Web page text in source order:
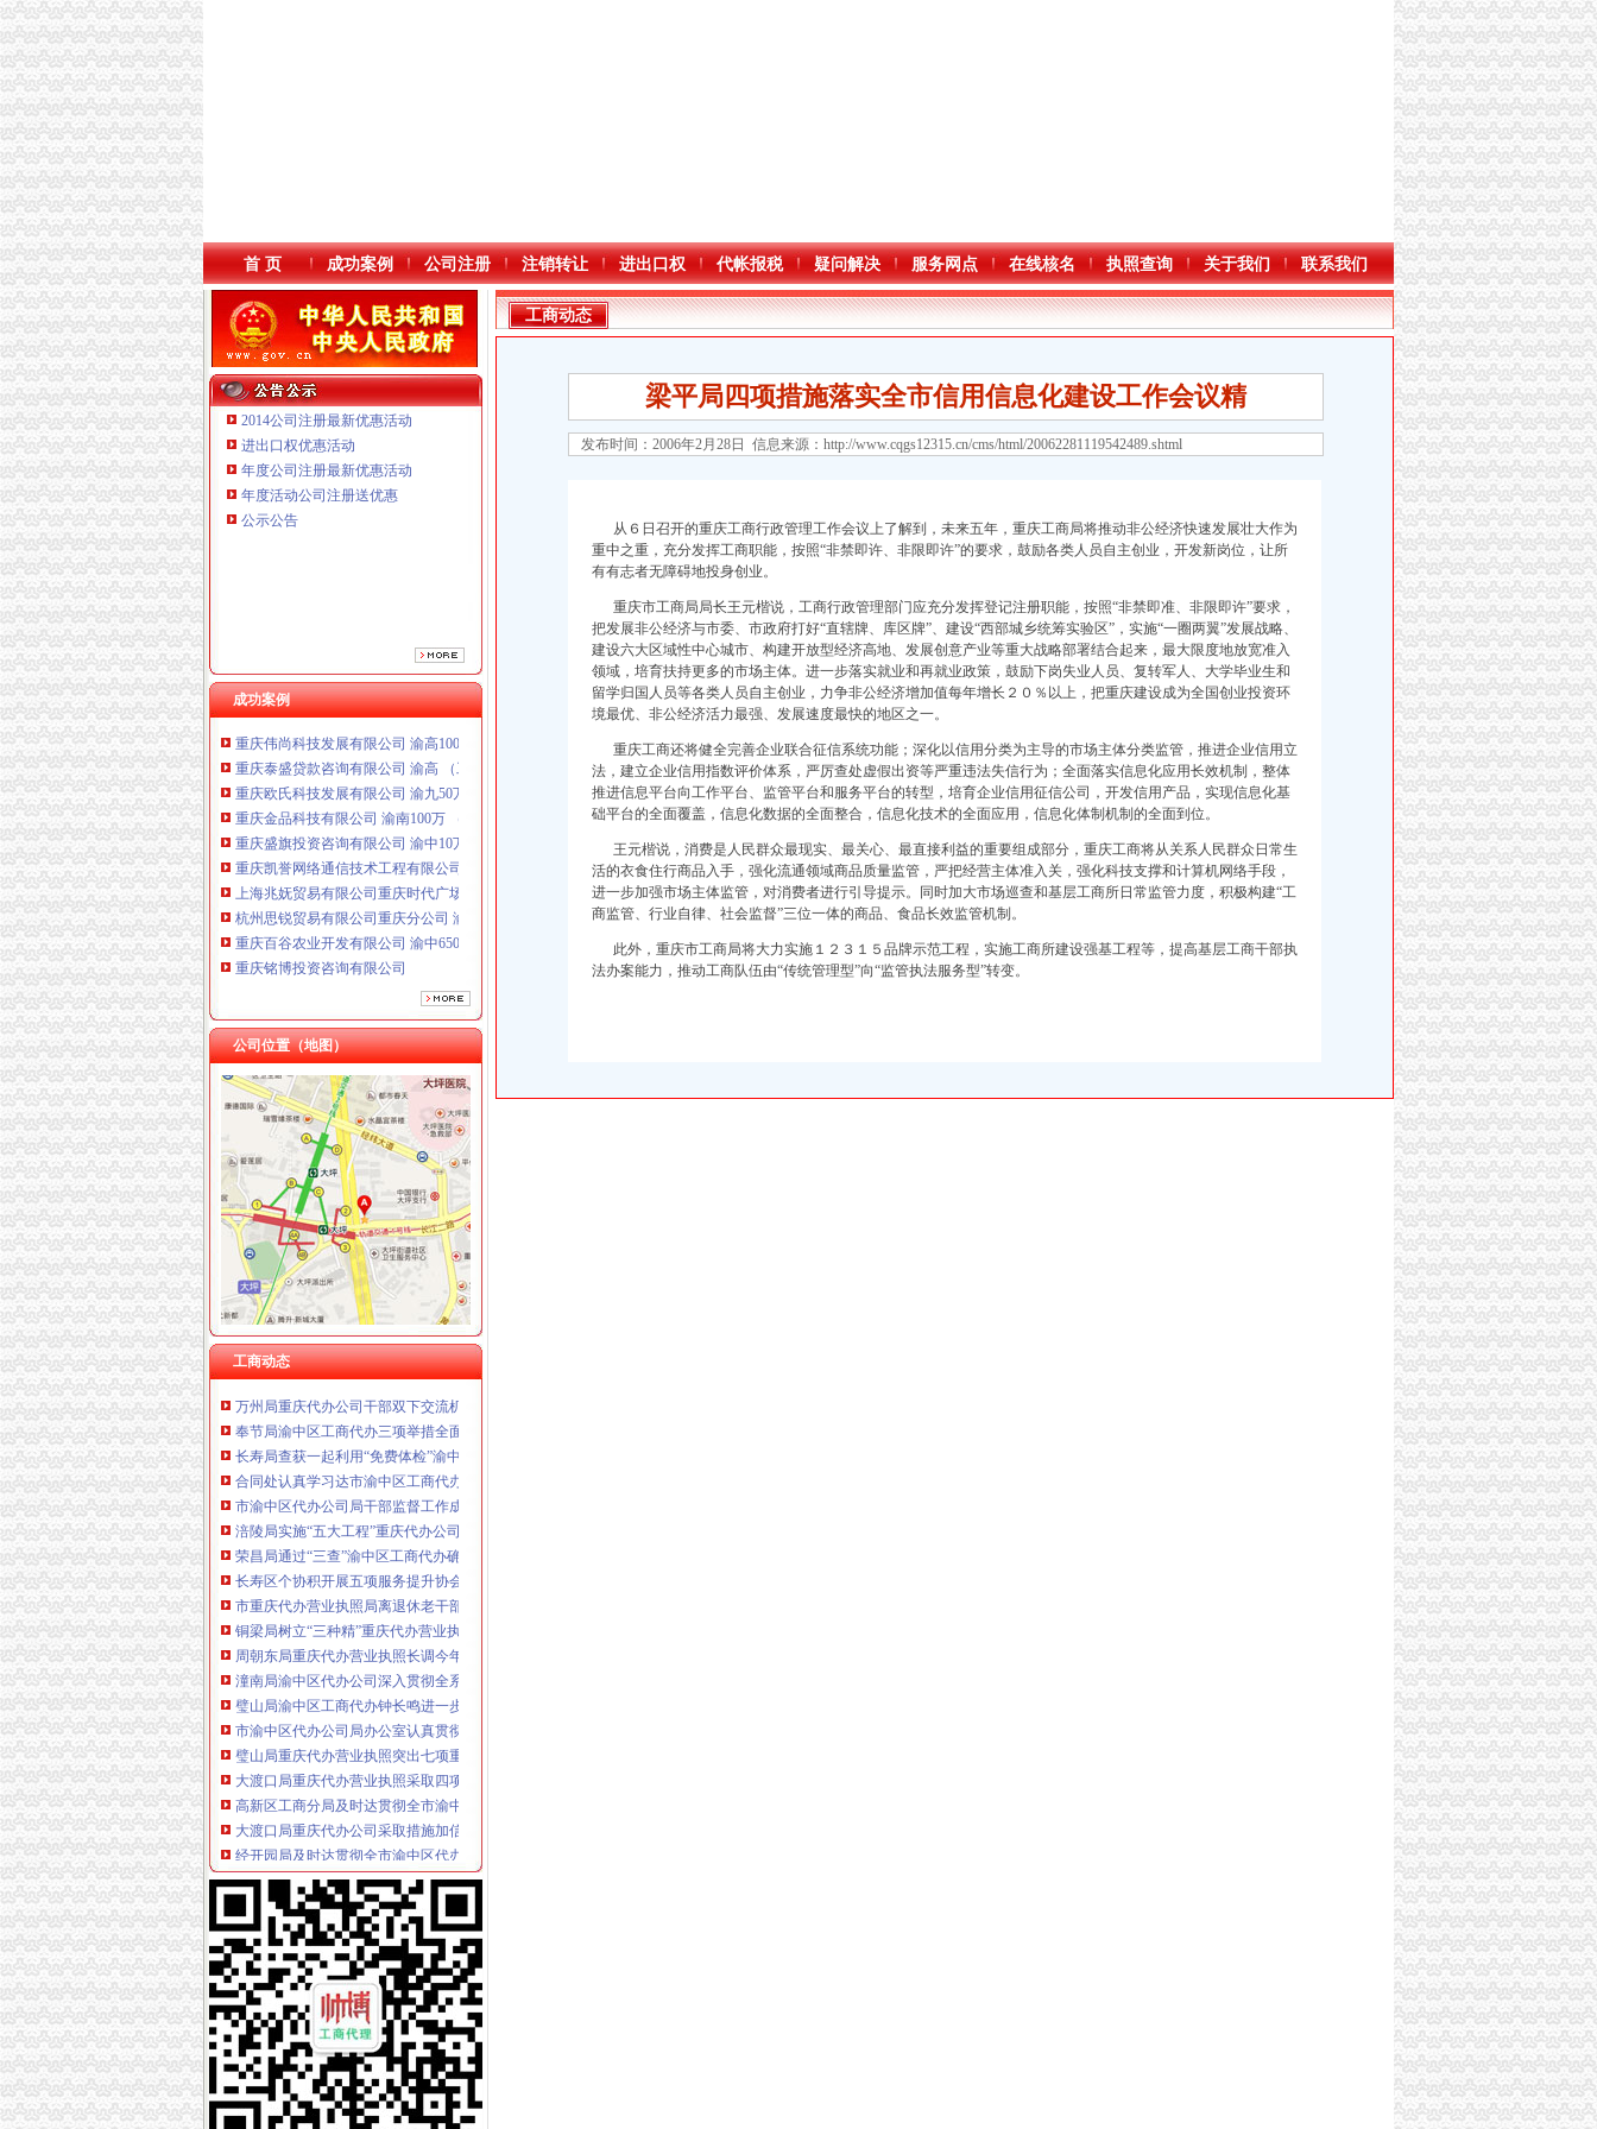
本站导航
首 页 成功案例 公司注册 注销转让 进出口权 代帐报税 疑问解决 服务网点 在线核名 执照查询 关于我们 联系我们
2014公司注册最新优惠活动
进出口权优惠活动
年度公司注册最新优惠活动
年度活动公司注册送优惠
公示公告
成功案例
重庆铭博投资咨询有限公司
重庆戴盛贷款咨询有限公司
重庆伟尚科技发展有限公司 渝高100万 （工商注册）
重庆泰盛贷款咨询有限公司 渝高 （工商注册）
重庆欧氏科技发展有限公司 渝九50万 （进出口权）
重庆金品科技有限公司 渝南100万 （进出口权）
重庆盛旗投资咨询有限公司 渝中10万 （工商注册）
重庆凯誉网络通信技术工程有限公司渝中分公司 （工商注册）
上海兆妩贸易有限公司重庆时代广场分公司 渝中 （工商注册）
杭州思锐贸易有限公司重庆分公司 渝中 （工商注册）
重庆百谷农业开发有限公司 渝中650万 （注册）
重庆铭博投资咨询有限公司
重庆戴盛贷款咨询有限公司
重庆伟尚科技发展有限公司 渝高100万 （工商注册）
重庆泰盛贷款咨询有限公司 渝高 （工商注册）
重庆欧氏科技发展有限公司 渝九50万 （进出口权）
重庆盛旗投资咨询有限公司 渝中10万 （工商注册）
重庆凯誉网络通信技术工程有限公司渝中分公司 （工商注册）
上海兆妩贸易有限公司重庆时代广场分公司 渝中 （工商注册）
杭州思锐贸易有限公司重庆分公司 渝中 （工商注册）
重庆百谷农业开发有限公司 渝中650万 （注册）
公司位置（地图）
工商动态
工商动态
奉节局采取五项措施加农资市重庆代办公司场管理
长寿局五项措施贯彻落实市渝中区代办公司委市领导重要批示
市渝中区代办营业执照局陈速副局长到黔江局检查指导工作
市局召开机关“执政为民、服务发展”重庆代办公司研讨活动动员会
市渝中区代办公司局积发布公益广告塑造工商良好形象
市渝中区代办公司委常委万州区委书记马正其就万州局支持库区产业发展和移民就业措施作出重要批示
市重庆代办营业执照创建国家园林城市工作办公室到我局检查指导工作
潼南局双江所通过市重庆代办营业执照级精文明单位复评
南岸局渝中区代办公司开发商标分类监管平台系统全面提升商标监管水平
汪洋书记对《市重庆代办公司工商局出台12条政策措施支持库区产业发展和移民就业》信息专报作出批示
全市渝中区代办公司工商系统基层建设工作呈现五大点
全系统上半年合同监管工作成绩斐然
万州局重庆代办公司干部双下交流机制施行一月成效显著
奉节局渝中区工商代办三项举措全面推进光执法
长寿局查获一起利用“免费体检”渝中区代办营业执照从事非法销案件
合同处认真学习达市渝中区工商代办委二届九次全委会精
市渝中区代办公司局干部监督工作成绩显著
涪陵局实施“五大工程”重庆代办公司推进主义新农村建设见实效
荣昌局通过“三查”渝中区工商代办确保“3.30”任务全面完成
长寿区个协积开展五项服务提升协会凝聚力
市重庆代办营业执照局离退休老干部实地观摩基层信用信息化建设况
铜梁局树立“三种精”重庆代办营业执照推进信用信息化建设
周朝东局重庆代办营业执照长调今年信用信息化建设应着重抓好八项工作
潼南局渝中区代办公司深入贯彻全系统信用信息化建设工作会议精
璧山局渝中区工商代办钟长鸣进一步规范收费执法行为
市渝中区代办公司局办公室认真贯彻落实全系统信用信息化建设工作会议精
璧山局重庆代办营业执照突出七项重点抓好信用信息化建设工作
大渡口局重庆代办营业执照采取四项措施措施进一步规范收费执法行为
高新区工商分局及时达贯彻全市渝中区代办公司工商系统信用信息化建设工作会议精
大渡口局重庆代办公司采取措施加信用信息建设
经开园局及时达贯彻全市渝中区代办营业执照信用信息化工作会议精
市渝中区代办营业执照局五项措施规范收费执法行为
高新区局渝中区工商代办提出依法行政规范收费行为五项要求
永川市个协化“五抓、七加”重庆代办营业执照增协会影响力和凝聚力
经开区局重庆代办公司进一步完善内部考核制度
涪陵局迅速贯彻落实全市渝中区工商代办信用信息化建设工作会议精
万州局迅速落实全市渝中区代办营业执照工商信用信息化建设工作会议精
全市重庆代办营业执照工商系统信用信息化建设工作会议成功召开
大渡口局重庆代办营业执照认真贯彻落实信用信息化建设工作会议精
南川局渝中区代办营业执照五项措施加校园及其周边食品安全监管
谢小副市渝中区代办营业执照长对全市信用信息化建设工作提出要求
梁平局化“七种意识”重庆代办公司提升干部素质
工商动态
梁平局四项措施落实全市信用信息化建设工作会议精
发布时间：2006年2月28日 信息来源： http://www.cqgs12315.cn/cms/html/20062281119542489.shtml
从６日召开的重庆工商行政管理工作会议上了解到，未来五年，重庆工商局将推动非公经济快速发展壮大作为
重中之重，充分发挥工商职能，按照“非禁即许、非限即许”的要求，鼓励各类人员自主创业，开发新岗位，让所
有有志者无障碍地投身创业。
重庆市工商局局长王元楷说，工商行政管理部门应充分发挥登记注册职能，按照“非禁即准、非限即许”要求，
把发展非公经济与市委、市政府打好“直辖牌、库区牌”、建设“西部城乡统筹实验区”，实施“一圈两翼”发展战略、
建设六大区域性中心城市、构建开放型经济高地、发展创意产业等重大战略部署结合起来，最大限度地放宽准入
领域，培育扶持更多的市场主体。进一步落实就业和再就业政策，鼓励下岗失业人员、复转军人、大学毕业生和
留学归国人员等各类人员自主创业，力争非公经济增加值每年增长２０％以上，把重庆建设成为全国创业投资环
境最优、非公经济活力最强、发展速度最快的地区之一。
重庆工商还将健全完善企业联合征信系统功能；深化以信用分类为主导的市场主体分类监管，推进企业信用立
法，建立企业信用指数评价体系，严厉查处虚假出资等严重违法失信行为；全面落实信息化应用长效机制，整体
推进信息平台向工作平台、监管平台和服务平台的转型，培育企业信用征信公司，开发信用产品，实现信息化基
础平台的全面覆盖，信息化数据的全面整合，信息化技术的全面应用，信息化体制机制的全面到位。
王元楷说，消费是人民群众最现实、最关心、最直接利益的重要组成部分，重庆工商将从关系人民群众日常生
活的衣食住行商品入手，强化流通领域商品质量监管，严把经营主体准入关，强化科技支撑和计算机网络手段，
进一步加强市场主体监管，对消费者进行引导提示。同时加大市场巡查和基层工商所日常监管力度，积极构建“工
商监管、行业自律、社会监督”三位一体的商品、食品长效监管机制。
此外，重庆市工商局将大力实施１２３１５品牌示范工程，实施工商所建设强基工程等，提高基层工商干部执
法办案能力，推动工商队伍由“传统管理型”向“监管执法服务型”转变。